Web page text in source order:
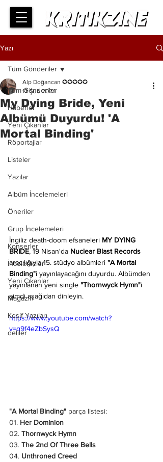
Yazı
Tüm Gönderiler
Haberler
Yeni Çıkanlar
Röportajlar
Listeler
Yazılar
Albüm İncelemeleri
Öneriler
Grup İncelemeleri
Konserler
İncelemeler
Yeni Çıkanlar
Magazin
Keşif Yazıları
deliler
Tüm Gönderiler
My Dying Bride, Yeni
Albümü Duyurdu! 'A
Mortal Binding'
Alp Doğancan ✪✪✪✪✪
12 Şub 2024
İngiliz death-doom efsaneleri MY DYING
BRIDE, 19 Nisan'da Nuclear Blast Records
aracılığıyla 15. stüdyo albümleri "A Mortal
Binding"i yayınlayacağını duyurdu. Albümden
yayınlanan yeni single "Thornwyck Hymn"i
şimdi aşağıdan dinleyin.
https://www.youtube.com/watch?
v=q9f4eZbSysQ
"A Mortal Binding" parça listesi:
01. Her Dominion
02. Thornwyck Hymn
03. The 2nd Of Three Bells
04. Unthroned Creed